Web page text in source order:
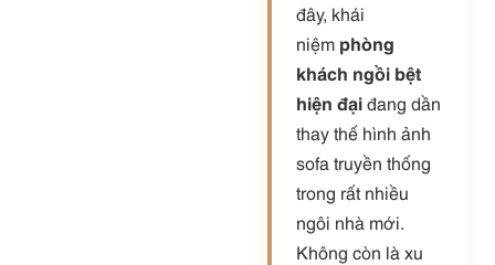
đây, khái
niệm phòng
khách ngồi bệt
hiện đạiđang dần
thay thế hình ảnh
sofa truyền thống
trong rất nhiều
ngôi nhà mới.
Không còn là xu